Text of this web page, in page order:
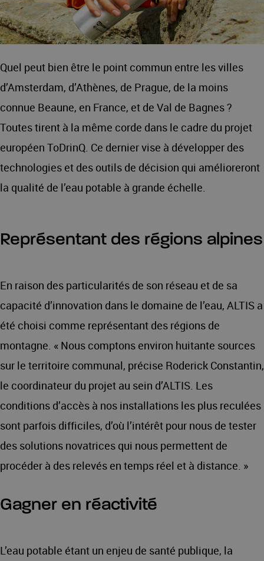
Quel peut bien être le point commun entre les villes
d’Amsterdam, d’Athènes, de Prague, de la moins
connue Beaune, en France, et de Val de Bagnes ?
Toutes tirent à la même corde dans le cadre du projet
européen ToDrinQ. Ce dernier vise à développer des
technologies et des outils de décision qui amélioreront
la qualité de l’eau potable à grande échelle.
Représentant des régions alpines
En raison des particularités de son réseau et de sa
capacité d’innovation dans le domaine de l’eau, ALTIS a
été choisi comme représentant des régions de
montagne. « Nous comptons environ huitante sources
sur le territoire communal, précise Roderick Constantin,
le coordinateur du projet au sein d’ALTIS. Les
conditions d’accès à nos installations les plus reculées
sont parfois difficiles, d’où l’intérêt pour nous de tester
des solutions novatrices qui nous permettent de
procéder à des relevés en temps réel et à distance. »
Gagner en réactivité
L’eau potable étant un enjeu de santé publique, la